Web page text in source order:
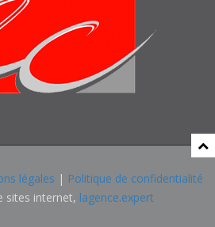
légales | Politique de confidentialité
sites internet, lagence.expert